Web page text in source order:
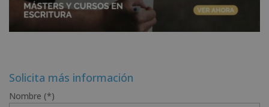
Solicita más información
Nombre (*)